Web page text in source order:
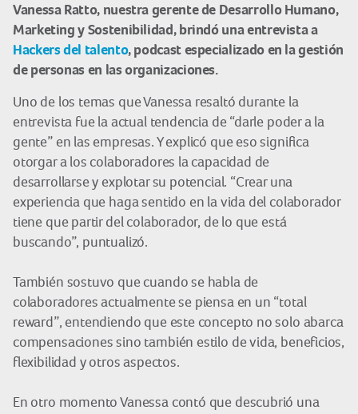
Vanessa Ratto, nuestra gerente de Desarrollo Humano,
Marketing y Sostenibilidad, brindó una entrevista a
Hackers del talento, podcast especializado en la gestión
de personas en las organizaciones.
Uno de los temas que Vanessa resaltó durante la
entrevista fue la actual tendencia de “darle poder a la
gente” en las empresas. Y explicó que eso significa
otorgar a los colaboradores la capacidad de
desarrollarse y explotar su potencial. “Crear una
experiencia que haga sentido en la vida del colaborador
tiene que partir del colaborador, de lo que está
buscando”, puntualizó.
También sostuvo que cuando se habla de
colaboradores actualmente se piensa en un “total
reward”, entendiendo que este concepto no solo abarca
compensaciones sino también estilo de vida, beneficios,
flexibilidad y otros aspectos.
En otro momento Vanessa contó que descubrió una